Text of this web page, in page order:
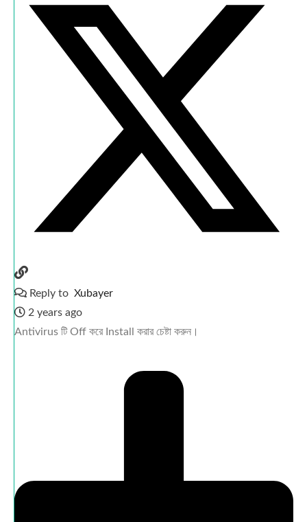
Reply to Xubayer
2 years ago
Antivirus টি Off করে Install করার চেষ্টা করুন।